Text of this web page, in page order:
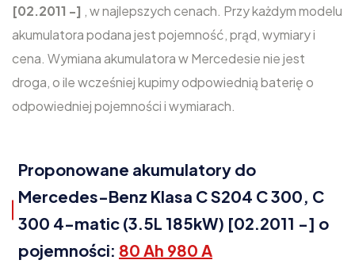
[02.2011 -] , w najlepszych cenach. Przy każdym modelu
akumulatora podana jest pojemność, prąd, wymiary i
cena. Wymiana akumulatora w Mercedesie nie jest
droga, o ile wcześniej kupimy odpowiednią baterię o
odpowiedniej pojemności i wymiarach.
Proponowane akumulatory do
Mercedes-Benz Klasa C S204 C 300, C
300 4-matic (3.5L 185kW) [02.2011 -] o
pojemności: 80 Ah 980 A